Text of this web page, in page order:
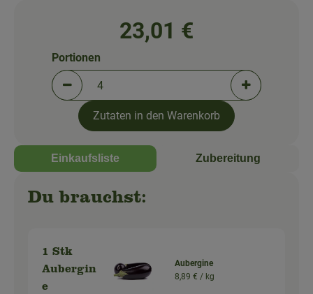
23,01 €
Portionen verringern (aktuell 4 Portionen
Portionen
Portionen
Zutaten in den Warenkorb
Einkaufsliste Zubereitung
Du brauchst:
1 Stk
Aubergin
e
Aubergine
8,89 € / kg